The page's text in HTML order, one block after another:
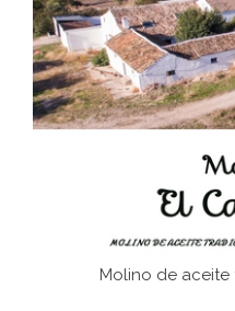
Juntar las letras. La
afán de saber a la
Historia y vivencias del
Molino de